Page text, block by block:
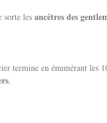
sorte lesancêtres des
termine en énumérant les
.